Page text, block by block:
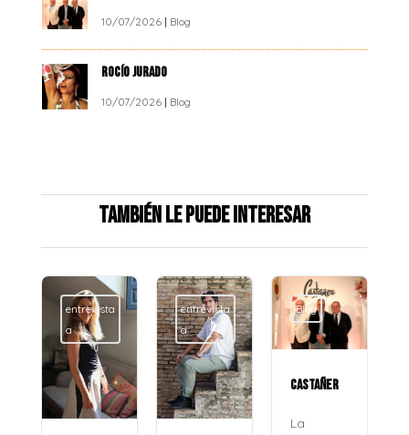
10/07/2026| Blog
ROCÍO JURADO
10/07/2026| Blog
También le puede interesar
entrevista
a
entrevista
a
Blog
CASTAÑER
La